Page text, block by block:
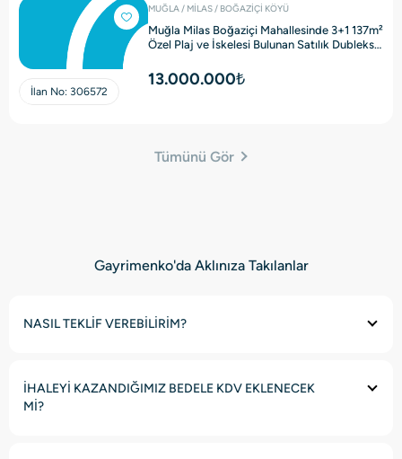
İlan No: 306572
MUĞLA / MİLAS / BOĞAZİÇİ KÖYÜ
Muğla Milas Boğaziçi Mahallesinde 3+1 137m²
Özel Plaj ve İskelesi Bulunan Satılık Dubleks
13.000.000₺
Tümünü Gör
Gayrimenko'da Aklınıza Takılanlar
NASIL TEKLİF VEREBİLİRİM?
İHALEYİ KAZANDIĞIMIZ BEDELE KDV EKLENECEK
Mİ?